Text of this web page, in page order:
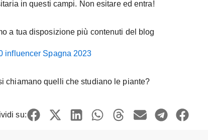
in questi campi. Non esitare ed entra!
a tua disposizione più contenuti del blog
influencer Spagna 2023
chiamano quelli che studiano le piante?
su: